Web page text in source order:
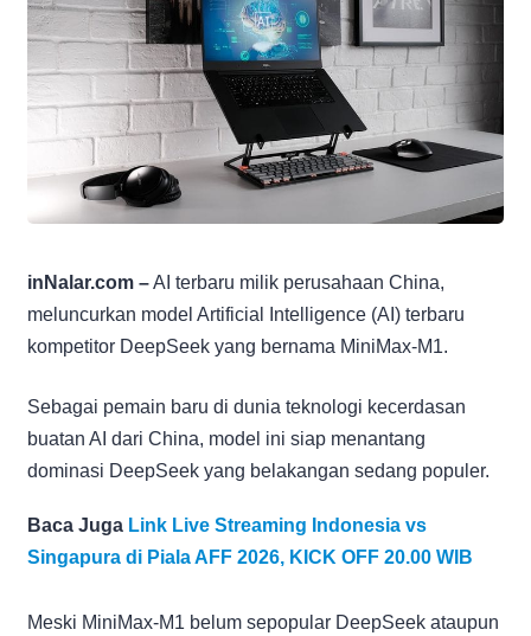
inNalar.com –AI terbaru milik perusahaan China,
meluncurkan model Artificial Intelligence (AI) terbaru
kompetitor DeepSeek yang bernama MiniMax-M1.
Sebagai pemain baru di dunia teknologi kecerdasan
buatan AI dari China, model ini siap menantang
dominasi DeepSeek yang belakangan sedang populer.
Baca Juga Link Live Streaming Indonesia vs
Singapura di Piala AFF 2026, KICK OFF 20.00 WIB
Meski MiniMax-M1 belum sepopular DeepSeek ataupun